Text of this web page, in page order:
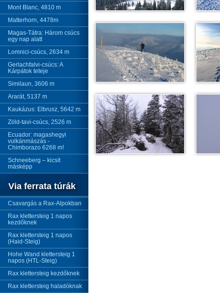
Mont Blanc, 4810 m
Matterhorn, 4478m
Magas-Tátra: Három csúcs
egy nap alatt
Lomnici-csúcs, 2634 m
Gerlachfalvi-csúcs: A
Kárpátok teteje
Similaun, 3606 m
Ararát, 5137 m
Kaukázus: Elbrusz, 5642 m
Zöld-tavi-csúcs, 2526 m
Ecuador: magashegyi
vulkánmászás -
Chimborazo 6268 m!
Schneeberg – kicsit
másképp
Via ferrata túrák
Csavargás a Rax-Alpokban
Rax klettersteig 1 napos
kezdőknek
Rax klettersteig 1 napos
(Haid-Steig)
Hohe Wand klettersteig 1
napos (HTL-Steig)
Rax klettersteig kezdőknek
Rax klettersteig haladóknak